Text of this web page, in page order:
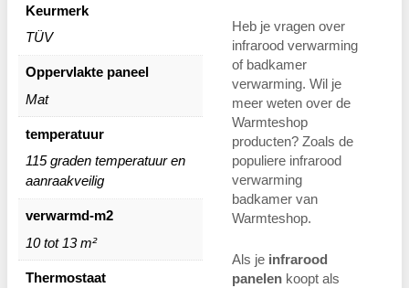
Keurmerk
TÜV
Oppervlakte paneel
Mat
temperatuur
115 graden temperatuur en
aanraakveilig
verwarmd-m2
10 tot 13 m²
Thermostaat
Heb je vragen over
infrarood verwarming
of badkamer
verwarming. Wil je
meer weten over de
Warmteshop
producten? Zoals de
populiere infrarood
verwarming
badkamer van
Warmteshop.
Als je infrarood
panelen koopt als